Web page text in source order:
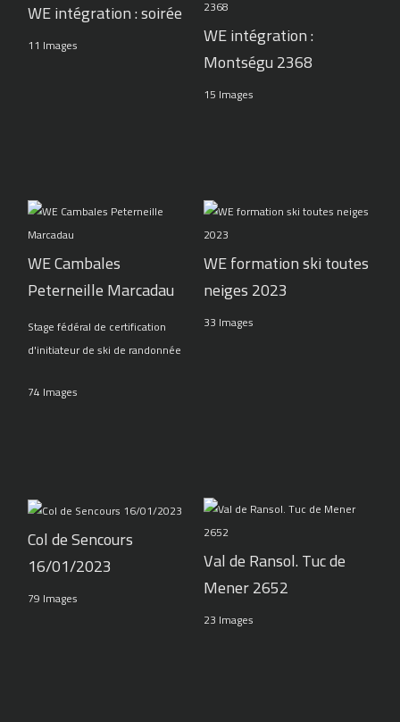
WE intégration : soirée
11 Images
WE intégration :
Montségu 2368
15 Images
WE Cambales
Peterneille Marcadau
Stage fédéral de certification
d'initiateur de ski de randonnée
74 Images
WE formation ski toutes
neiges 2023
33 Images
Col de Sencours
16/01/2023
79 Images
Val de Ransol. Tuc de
Mener 2652
23 Images